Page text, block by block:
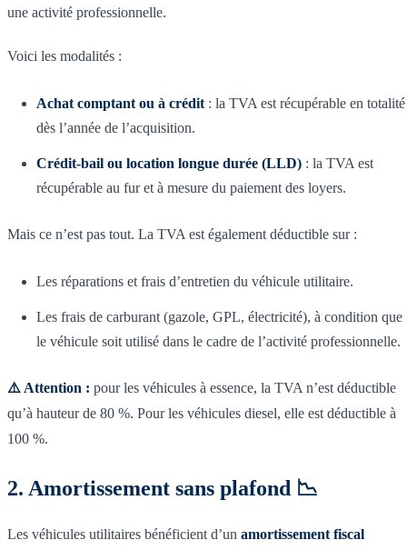
une activité professionnelle.
Voici les modalités :
Achat comptant ou à crédit : la TVA est récupérable en totalité
dès l’année de l’acquisition.
Crédit-bail ou location longue durée (LLD) : la TVA est
récupérable au fur et à mesure du paiement des loyers.
Mais ce n’est pas tout. La TVA est également déductible sur :
Les réparations et frais d’entretien du véhicule utilitaire.
Les frais de carburant (gazole, GPL, électricité), à condition que
le véhicule soit utilisé dans le cadre de l’activité professionnelle.
⚠️ Attention : pour les véhicules à essence, la TVA n’est déductible
qu’à hauteur de 80 %. Pour les véhicules diesel, elle est déductible à
100 %.
2. Amortissement sans plafond 📉
Les véhicules utilitaires bénéficient d’un amortissement fiscal